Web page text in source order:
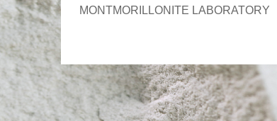
MONTMORILLONITE LABORATORY